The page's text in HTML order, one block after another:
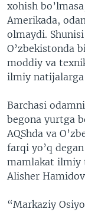
xohish
Amerikada,
olmaydi.
O’zbekistonda
moddiy va
ilmiy natijalarga
Barchasi
begona yurtga
AQShda va
farqi yo’q
mamlakat ilmiy
Alisher
“Markaziy